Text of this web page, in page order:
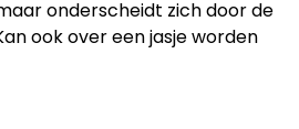
onderscheidt zich door de
ook over een jasje worden